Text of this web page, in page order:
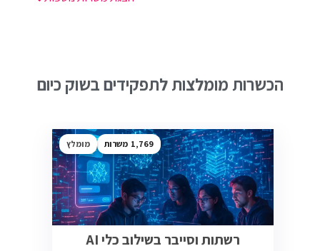
הכשרות מומלצות לתפקידים בשוק כיום
1,769 מומלץ
רשתות וסייבר בשילוב כלי AI